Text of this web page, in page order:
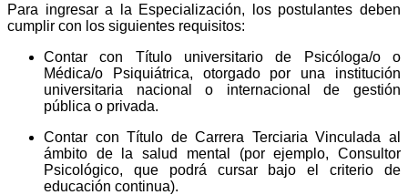
Para ingresar a la Especialización, los postulantes deben
cumplir con los siguientes requisitos:
Contar con Título universitario de Psicóloga/o o
Médica/o Psiquiátrica, otorgado por una institución
universitaria nacional o internacional de gestión
pública o privada.
Contar con Título de Carrera Terciaria Vinculada al
ámbito de la salud mental (por ejemplo, Consultor
Psicológico, que podrá cursar bajo el criterio de
educación continua).